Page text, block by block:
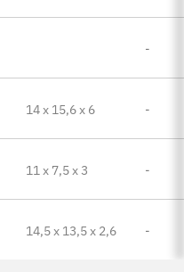
-
14 x 15,6 x 6 -
11 x 7,5 x 3 -
14,5 x 13,5 x 2,6 -